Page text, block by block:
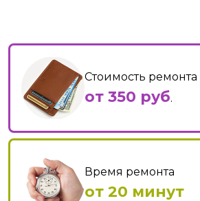
Стоимость ремонта
от 350 руб.
Время ремонта
от 20 минут